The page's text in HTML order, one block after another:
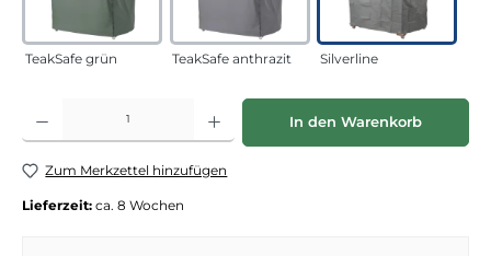
TeakSafe grün TeakSafe anthrazit Silverline
Produkt Anzahl: Gib den gewünschten Wert ein oder benutze die
In den Warenkorb
Zum Merkzettel hinzufügen
Lieferzeit: ca. 8 Wochen